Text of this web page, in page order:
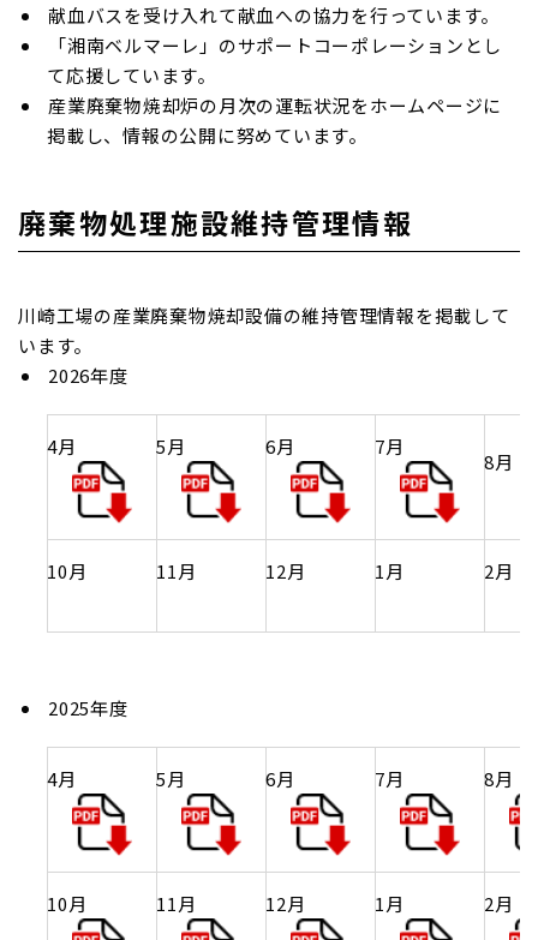
献血バスを受け入れて献血への協力を行っています。
「湘南ベルマーレ」のサポートコーポレーションとし
て応援しています。
産業廃棄物焼却炉の月次の運転状況をホームページに
掲載し、情報の公開に努めています。
廃棄物処理施設維持管理情報
川崎工場の産業廃棄物焼却設備の維持管理情報を掲載して
います。
2026年度
4月 5月 6月 7月
8月
10月 11月 12月 1月 2月
2025年度
4月 5月 6月 7月 8月
10月 11月 12月 1月 2月